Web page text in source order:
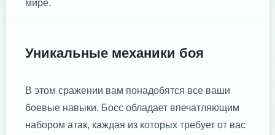
мире.
Уникальные механики боя
В этом сражении вам понадобятся все ваши
боевые навыки. Босс обладает впечатляющим
набором атак, каждая из которых требует от вас